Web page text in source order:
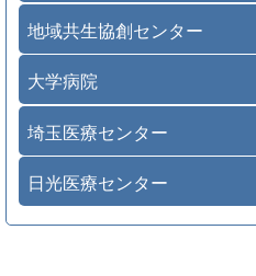
地域共生協創センター
大学病院
埼玉医療センター
日光医療センター